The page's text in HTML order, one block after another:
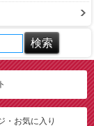
・お気に入り